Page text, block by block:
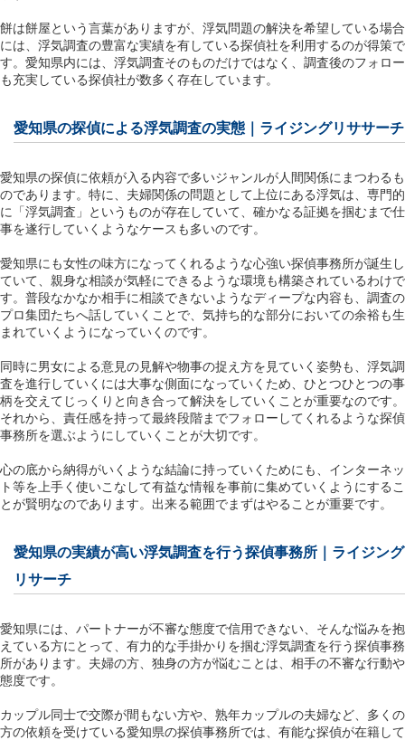
餅は餅屋という言葉がありますが、浮気問題の解決を希望している場合
には、浮気調査の豊富な実績を有している探偵社を利用するのが得策で
す。愛知県内には、浮気調査そのものだけではなく、調査後のフォロー
も充実している探偵社が数多く存在しています。
愛知県の探偵による浮気調査の実態｜ライジングリササーチ
愛知県の探偵に依頼が入る内容で多いジャンルが人間関係にまつわるも
のであります。特に、夫婦関係の問題として上位にある浮気は、専門的
に「浮気調査」というものが存在していて、確かなる証拠を掴むまで仕
事を遂行していくようなケースも多いのです。
愛知県にも女性の味方になってくれるような心強い探偵事務所が誕生し
ていて、親身な相談が気軽にできるような環境も構築されているわけで
す。普段なかなか相手に相談できないようなディープな内容も、調査の
プロ集団たちへ話していくことで、気持ち的な部分においての余裕も生
まれていくようになっていくのです。
同時に男女による意見の見解や物事の捉え方を見ていく姿勢も、浮気調
査を進行していくには大事な側面になっていくため、ひとつひとつの事
柄を交えてじっくりと向き合って解決をしていくことが重要なのです。
それから、責任感を持って最終段階までフォローしてくれるような探偵
事務所を選ぶようにしていくことが大切です。
心の底から納得がいくような結論に持っていくためにも、インターネッ
ト等を上手く使いこなして有益な情報を事前に集めていくようにするこ
とが賢明なのであります。出来る範囲でまずはやることが重要です。
愛知県の実績が高い浮気調査を行う探偵事務所｜ライジング
リサーチ
愛知県には、パートナーが不審な態度で信用できない、そんな悩みを抱
えている方にとって、有力的な手掛かりを掴む浮気調査を行う探偵事務
所があります。夫婦の方、独身の方が悩むことは、相手の不審な行動や
態度です。
カップル同士で交際が間もない方や、熟年カップルの夫婦など、多くの
方の依頼を受けている愛知県の探偵事務所では、有能な探偵が在籍して